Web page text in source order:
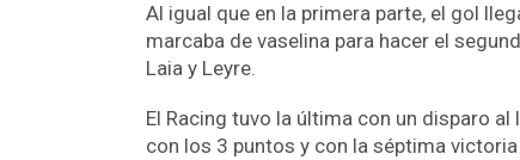
Al igual que en la primera parte, el gol
marcaba de vaselina para hacer el
Laia y Leyre.
El Racing tuvo la última con un disparo
con los 3 puntos y con la séptima